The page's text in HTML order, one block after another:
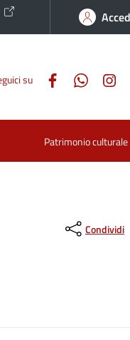
su
Patrimonio culturale
Condividi